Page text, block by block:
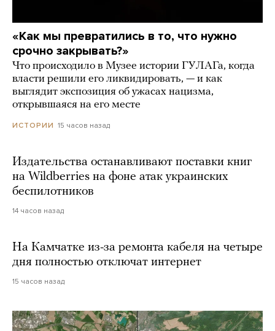
«Как мы превратились в то, что нужно
срочно закрывать?»
Что происходило в Музее истории ГУЛАГа, когда
власти решили его ликвидировать, — и как
выглядит экспозиция об ужасах нацизма,
открывшаяся на его месте
ИСТОРИИ 15 часов назад
Издательства останавливают поставки книг
на Wildberries на фоне атак украинских
беспилотников
14 часов назад
На Камчатке из-за ремонта кабеля на четыре
дня полностью отключат интернет
15 часов назад